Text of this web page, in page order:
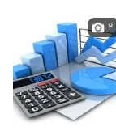
۲